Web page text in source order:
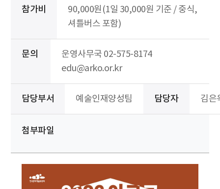
참가비
90,000원(1일 30,000원 기준 / 중식,
셔틀버스 포함)
문의
운영사무국 02-575-8174
edu@arko.or.kr
담당부서 예술인재양성팀 담당자 김은
첨부파일